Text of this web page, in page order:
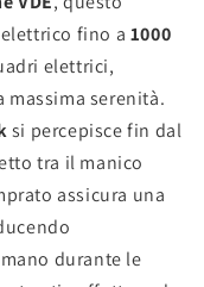
fino a 1000
elettrici,
serenità.
si percepisce fin dal
tra il manico
assicura una
durante le